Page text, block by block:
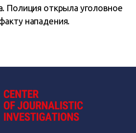
Полиция открыла уголовное
нападения.